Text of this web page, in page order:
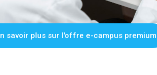
savoir plus sur l'offre e-campus premium